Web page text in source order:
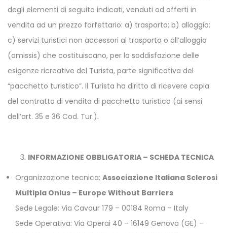
degli elementi di seguito indicati, venduti od offerti in
vendita ad un prezzo forfettario: a) trasporto; b) alloggio;
c) servizi turistici non accessori al trasporto o all’alloggio
(omissis) che costituiscano, per la soddisfazione delle
esigenze ricreative del Turista, parte significativa del
“pacchetto turistico”. Il Turista ha diritto di ricevere copia
del contratto di vendita di pacchetto turistico (ai sensi
dell’art. 35 e 36 Cod. Tur.).
INFORMAZIONE OBBLIGATORIA – SCHEDA TECNICA
Organizzazione tecnica: Associazione Italiana Sclerosi
Multipla Onlus – Europe Without Barriers
Sede Legale: Via Cavour 179 – 00184 Roma – Italy
Sede Operativa: Via Operai 40 – 16149 Genova (GE) –